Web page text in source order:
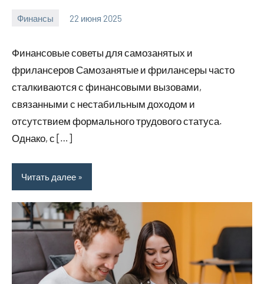
Финансы 22 июня 2025
Финансовые советы для самозанятых и
фрилансеров Самозанятые и фрилансеры часто
сталкиваются с финансовыми вызовами,
связанными с нестабильным доходом и
отсутствием формального трудового статуса.
Однако, с […]
Читать далее